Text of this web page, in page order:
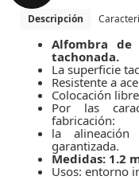
Descripción
Alfombra de
tachonada.
La superficie
Resistente a
Colocación
Por las
fabricación:
la
garantizada.
Medidas: 1.2
Usos: entorno